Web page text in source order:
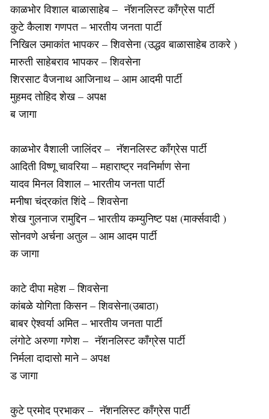
काळभोर विशाल बाळासाहेब – नॅशनलिस्ट काँग्रेस पार्टी
कुटे कैलाश गणपत – भारतीय जनता पार्टी
निखिल उमाकांत भापकर – शिवसेना (उद्धव बाळासाहेब ठाकरे )
मारुती साहेबराव भापकर – शिवसेना
शिरसाट वैजनाथ आजिनाथ – आम आदमी पार्टी
मुहमद तोहिद शेख – अपक्ष
ब जागा
काळभोर वैशाली जालिंदर – नॅशनलिस्ट काँग्रेस पार्टी
आदिती विष्णू चावरिया – महाराष्ट्र नवनिर्माण सेना
यादव मिनल विशाल – भारतीय जनता पार्टी
मनीषा चंद्रकांत शिंदे – शिवसेना
शेख गुलनाज रामुद्दिन – भारतीय कम्युनिष्ट पक्ष (मार्क्सवादी )
सोनवणे अर्चना अतुल – आम आदम पार्टी
क जागा
काटे दीपा महेश – शिवसेना
कांबळे योगिता किसन – शिवसेना(उबाठा)
बाबर ऐश्वर्या अमित – भारतीय जनता पार्टी
लंगोटे अरुणा गणेश – नॅशनलिस्ट काँग्रेस पार्टी
निर्मला दादासो माने – अपक्ष
ड जागा
कुटे प्रमोद प्रभाकर – नॅशनलिस्ट काँग्रेस पार्टी